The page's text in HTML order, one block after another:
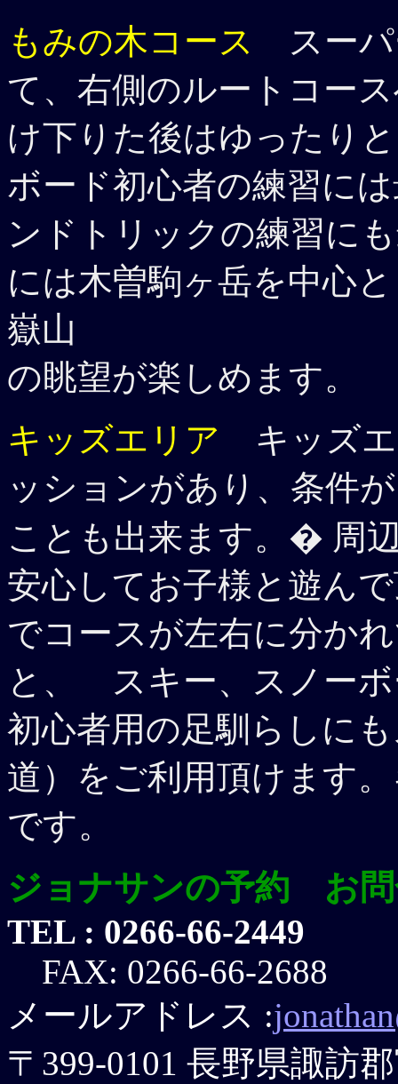
もみの木コース
スー
て、右側のルートコー
け下りた後はゆったり
ボード初心者の練習に
ンドトリックの練習に
には木曽駒ヶ岳を中心
嶽山
の眺望が楽しめます。
キッズエリア キッズエ
ッションがあり、条件
ことも出来ます。� 周
安心してお子様と遊ん
でコースが左右に分か
と、 スキー、スノー
初心者用の足馴らしに
道）をご利用頂けます
です。
ジョナサンの予約 お
TEL : 0266-66-2449
FAX: 0266-66-2688
メールアドレス :
〒399-0101 長野県諏訪